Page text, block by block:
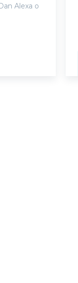
Alexa o